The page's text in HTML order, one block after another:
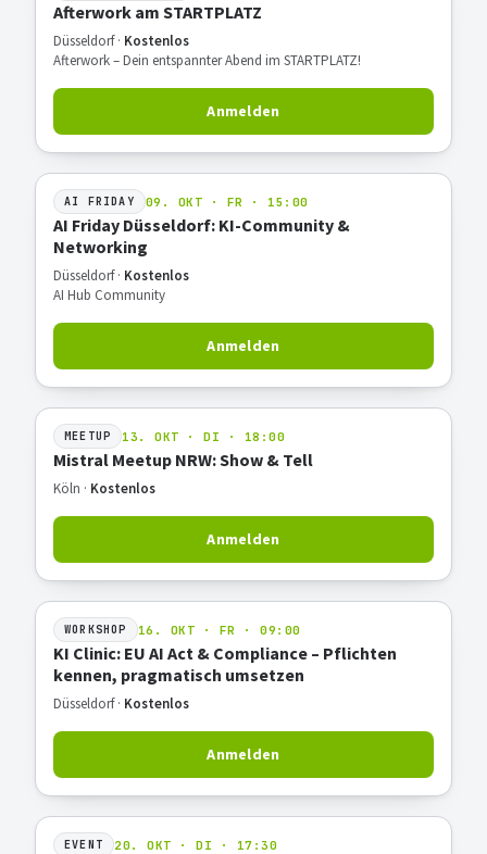
Afterwork am STARTPLATZ
Düsseldorf · Kostenlos
Afterwork – Dein entspannter Abend im STARTPLATZ!
Anmelden
AI FRIDAY 09. OKT · FR · 15:00
AI Friday Düsseldorf: KI-Community &
Networking
Düsseldorf · Kostenlos
AI Hub Community
Anmelden
MEETUP 13. OKT · DI · 18:00
Mistral Meetup NRW: Show & Tell
Köln · Kostenlos
Anmelden
WORKSHOP 16. OKT · FR · 09:00
KI Clinic: EU AI Act & Compliance – Pflichten
kennen, pragmatisch umsetzen
Düsseldorf · Kostenlos
Anmelden
EVENT 20. OKT · DI · 17:30